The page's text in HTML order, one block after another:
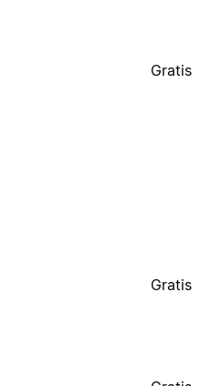
Gratis
Gratis